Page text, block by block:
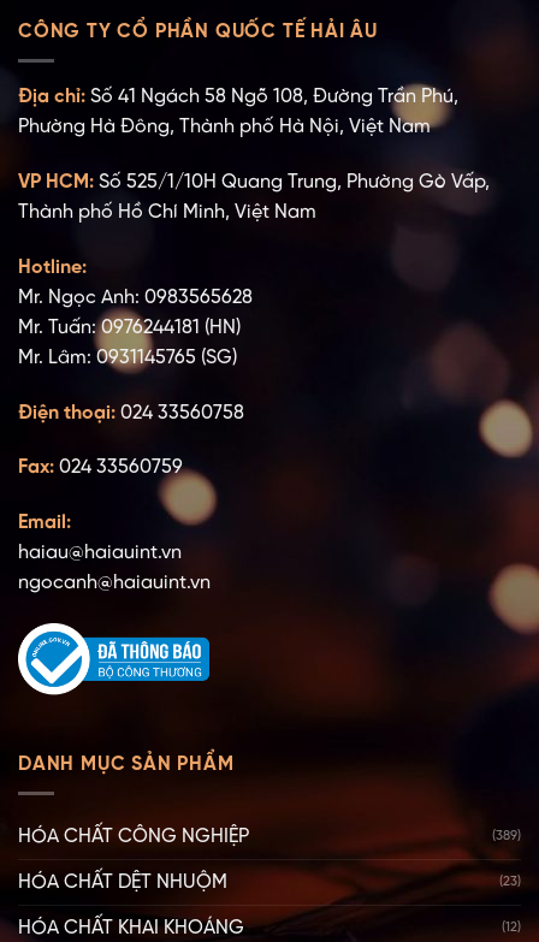
CÔNG TY CỔ PHẦN QUỐC TẾ HẢI ÂU
Địa chỉ: Số 41 Ngách 58 Ngõ 108, Đường Trần Phú,
Phường Hà Đông, Thành phố Hà Nội, Việt Nam
VP HCM: Số 525/1/10H Quang Trung, Phường Gò Vấp,
Thành phố Hồ Chí Minh, Việt Nam
Hotline:
Mr. Ngọc Anh: 0983565628
Mr. Tuấn: 0976244181 (HN)
Mr. Lâm: 0931145765 (SG)
Điện thoại: 024 33560758
Fax: 024 33560759
Email:
haiau@haiauint.vn
ngocanh@haiauint.vn
DANH MỤC SẢN PHẨM
HÓA CHẤT CÔNG NGHIỆP (389)
HÓA CHẤT DỆT NHUỘM (23)
HÓA CHẤT KHAI KHOÁNG (12)